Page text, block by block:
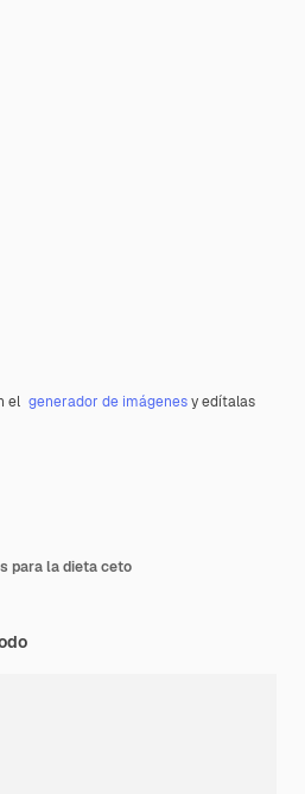
el generador de imágenesy edítalas
para la dieta ceto